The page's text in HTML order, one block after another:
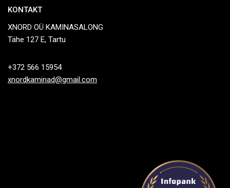
KONTAKT
XNORD OÜ KAMINASALONG
Tähe 127 E, Tartu
+372 566 15954
xnordkaminad@gmail.com